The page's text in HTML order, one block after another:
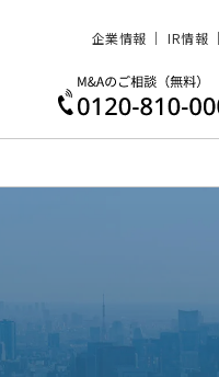
企業情報 IR情報